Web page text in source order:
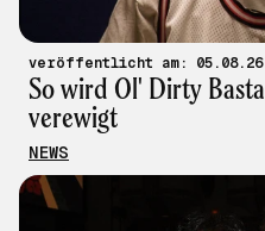
veröffentlicht am: 05.08.26
So wird Ol' Dirty
verewigt
NEWS